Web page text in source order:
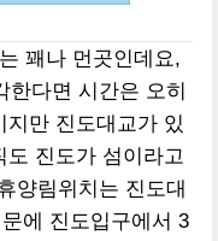
꽤나 먼곳인데요,
다면 시간은 오히
만 진도대교가 있
도 진도가 섬이라고
양림위치는 진도대
에 진도입구에서 3